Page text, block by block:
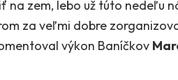
na zem, lebo už túto nedeľu
za veľmi dobre
výkon Baníčkov